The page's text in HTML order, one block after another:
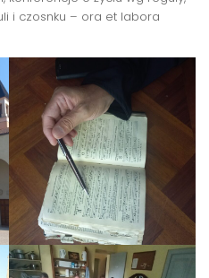
i czosnku – ora et labora